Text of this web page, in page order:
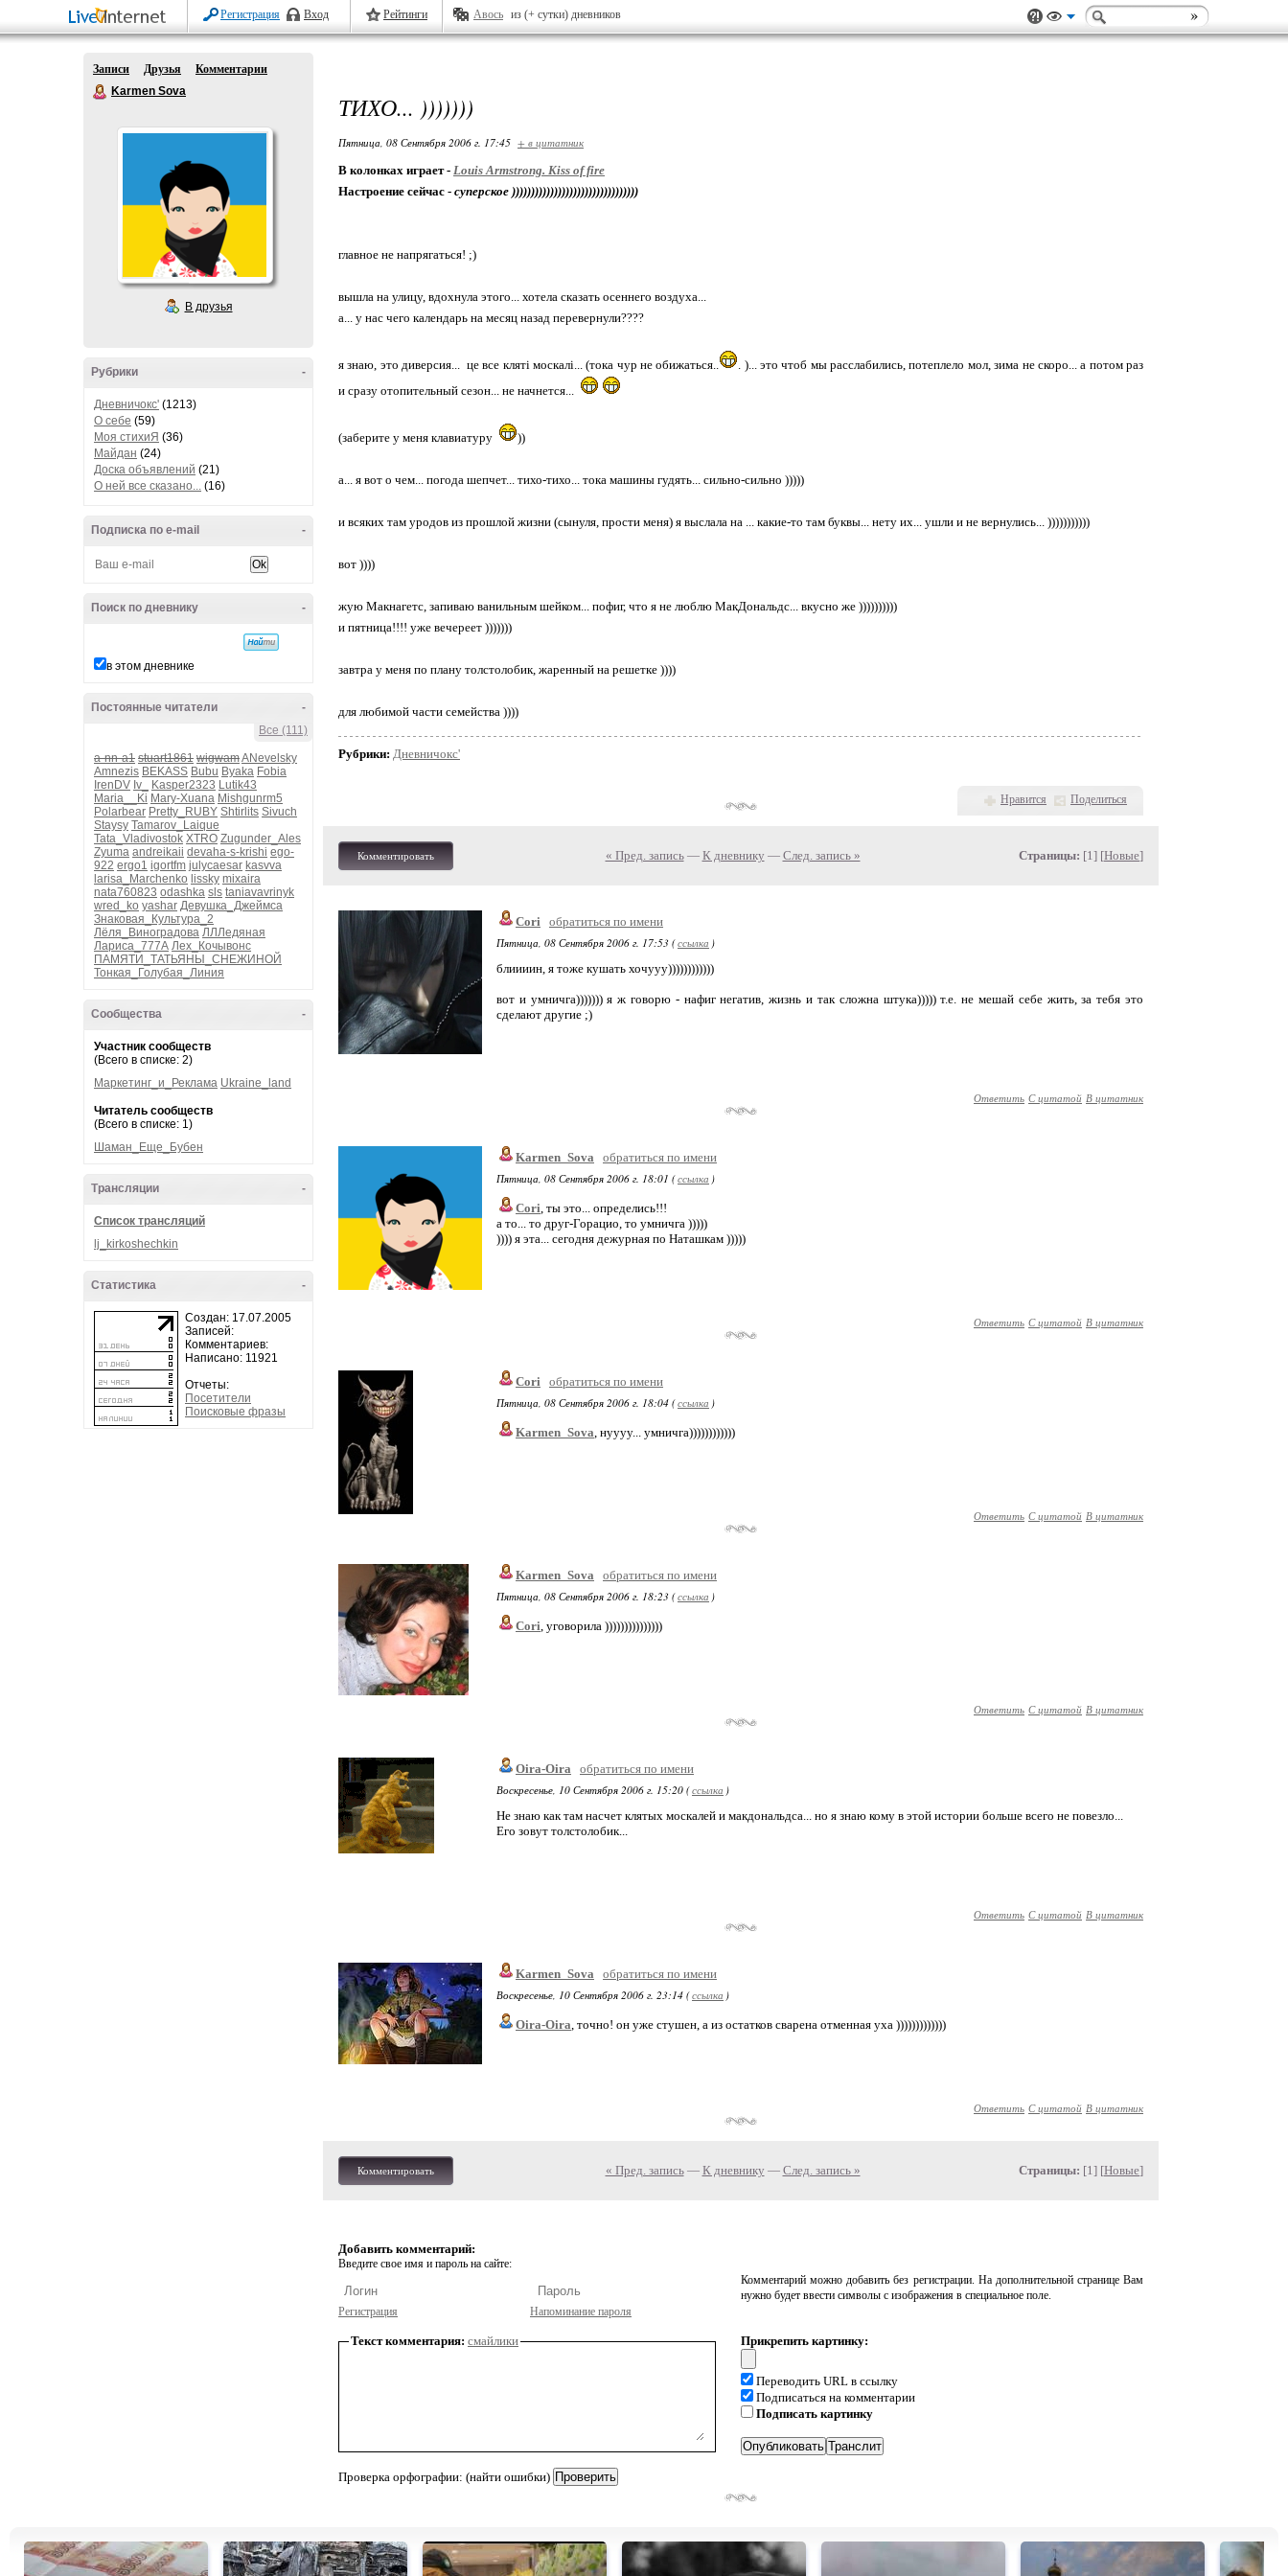
Регистрация Вход Рейтинги Авось из (+ сутки) дневников
Записи Друзья
Комментарии
Karmen Sova
В друзья
-
Рубрики
Дневничокс' (1213)
О себе (59)
Моя стихиЯ (36)
Майдан (24)
Доска объявлений (21)
О ней все сказано... (16)
-
Подписка по e-mail
-
Поиск по дневнику
в этом дневнике
-
Постоянные читатели
Все (111)
a-nn-a1 stuart1861 wigwamANevelsky
Amnezis BEKASS Bubu Byaka Fobia
IrenDV Iv_ Kasper2323 Lutik43
Maria__Ki Mary-Xuana Mishgunrm5
Polarbear Pretty_RUBY Shtirlits Sivuch
Staysy Tamarov_Laique
Tata_Vladivostok XTRO Zugunder_Ales
Zyuma andreikaii devaha-s-krishi ego-
922 ergo1 igortfm julycaesar kasvva
larisa_Marchenko lissky mixaira
nata760823 odashka sls taniavavrinyk
wred_ko yashar Девушка_Джеймса
Знаковая_Культура_2
Лёля_Виноградова ЛЛЛедяная
Лариса_777А Лех_Кочывонс
ПАМЯТИ_ТАТЬЯНЫ_СНЕЖИНОЙ
Тонкая_Голубая_Линия
-
Сообщества
Участник сообществ
(Всего в списке: 2)
Маркетинг_и_Реклама Ukraine_land
Читатель сообществ
(Всего в списке: 1)
Шаман_Еще_Бубен
-
Трансляции
Список трансляций
lj_kirkoshechkin
-
Статистика
Создан: 17.07.2005
Записей:
Комментариев:
Написано: 11921
Отчеты:
Посетители
Поисковые фразы
ТИХО... )))))))
Пятница, 08 Сентября 2006 г. 17:45 + в цитатник
В колонках играет - Louis Armstrong. Kiss of fire
Настроение сейчас - суперское )))))))))))))))))))))))))))))))))
главное не напрягаться! ;)
вышла на улицу, вдохнула этого... хотела сказать осеннего воздуха...
а... у нас чего календарь на месяц назад перевернули????
я знаю, это диверсия... це все кляті москалі... (тока чур не обижаться..
. )... это чтоб мы расслабились, потеплело мол, зима не скоро... а потом раз
и сразу отопительный сезон... не начнется...
(заберите у меня клавиатуру ))
а... я вот о чем... погода шепчет... тихо-тихо... тока машины гудять... сильно-сильно )))))
и всяких там уродов из прошлой жизни (сынуля, прости меня) я выслала на ... какие-то там буквы... нету их... ушли и не вернулись... )))))))))))
вот ))))
жую Макнагетс, запиваю ванильным шейком... пофиг, что я не люблю МакДональдс... вкусно же ))))))))))
и пятница!!!! уже вечереет )))))))
завтра у меня по плану толстолобик, жаренный на решетке ))))
для любимой части семейства ))))
Рубрики: Дневничокс'
Нравится Поделиться
Комментировать « Пред. запись— К дневнику — След. запись » Страницы: [1] [Новые]
Cori обратиться по имени
Пятница, 08 Сентября 2006 г. 17:53 (ссылка )
блиииин, я тоже кушать хочууу))))))))))))
вот и умничга))))))) я ж говорю - нафиг негатив, жизнь и так сложна штука))))) т.е. не мешай себе жить, за тебя это
сделают другие ;)
Ответить С цитатой В цитатник
Karmen_Sova
обратиться по имени
Пятница, 08 Сентября 2006 г. 18:01 (ссылка )
Cori, ты это... определись!!!
а то... то друг-Горацио, то умничга )))))
)))) я эта... сегодня дежурная по Наташкам )))))
Ответить С цитатой В цитатник
Cori обратиться по имени
Пятница, 08 Сентября 2006 г. 18:04 (ссылка )
Karmen_Sova, нуууу... умничга))))))))))))
Ответить С цитатой В цитатник
Karmen_Sova
обратиться по имени
Пятница, 08 Сентября 2006 г. 18:23 (ссылка )
Cori, уговорила )))))))))))))))
Ответить С цитатой В цитатник
Oira-Oira
обратиться по имени
Воскресенье, 10 Сентября 2006 г. 15:20 (ссылка )
Не знаю как там насчет клятых москалей и макдональдса... но я знаю кому в этой истории больше всего не повезло...
Его зовут толстолобик...
Ответить С цитатой В цитатник
Karmen_Sova
обратиться по имени
Воскресенье, 10 Сентября 2006 г. 23:14 (ссылка )
Oira-Oira, точно! он уже стушен, а из остатков сварена отменная уха )))))))))))))
Ответить С цитатой В цитатник
Комментировать « Пред. запись— К дневнику — След. запись » Страницы: [1] [Новые]
Добавить комментарий:
Введите свое имя и пароль на сайте:
Регистрация Напоминание пароля
Комментарий можно добавить без регистрации. На дополнительной странице Вам
нужно будет ввести символы с изображения в специальное поле.
Текст комментария: смайлики
Проверка орфографии: (найти ошибки)
Прикрепить картинку:
Переводить URL в ссылку
Подписаться на комментарии
Подписать картинку